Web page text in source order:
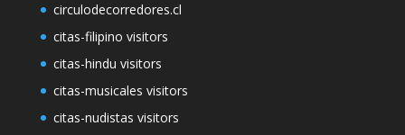
circulodecorredores.cl
citas-filipino visitors
citas-hindu visitors
citas-musicales visitors
citas-nudistas visitors